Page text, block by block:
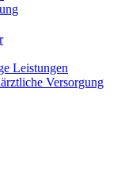
Leistungen
Versorgung